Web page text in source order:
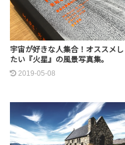
宇宙が好きな人集合！オススメし
たい『火星』の風景写真集。
2019-05-08